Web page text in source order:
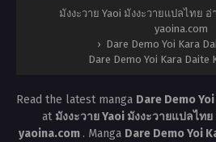
มังงะวาย Yaoi มังงะวายแปลไทย อ่
yaoina.com
› Dare Demo Yoi Kara
Dare Demo Yoi Kara Daite
Read the latest manga Dare Demo
at มังงะวาย Yaoi มังงะวายแปลไท
yaoina.com . Manga Dare Demo Yoi